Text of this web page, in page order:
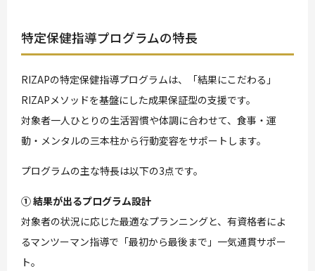
特定保健指導プログラムの特長
RIZAPの特定保健指導プログラムは、「結果にこだわる」
RIZAPメソッドを基盤にした成果保証型の支援です。
対象者一人ひとりの生活習慣や体調に合わせて、食事・運
動・メンタルの三本柱から行動変容をサポートします。
プログラムの主な特長は以下の3点です。
① 結果が出るプログラム設計
対象者の状況に応じた最適なプランニングと、有資格者によ
るマンツーマン指導で「最初から最後まで」一気通貫サポー
ト。